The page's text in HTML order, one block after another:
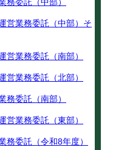
務委託（中部）
営業務委託（中部）そ
営業務委託（南部）
営業務委託（北部）
務委託（南部）
営業務委託（東部）
務委託（令和8年度）